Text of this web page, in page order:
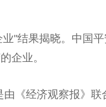
"结果揭晓。 中国平
企业。
《经济观察报》